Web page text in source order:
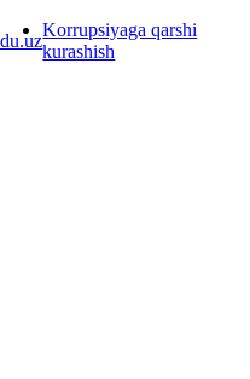
Korrupsiyaga qarshi
kurashish